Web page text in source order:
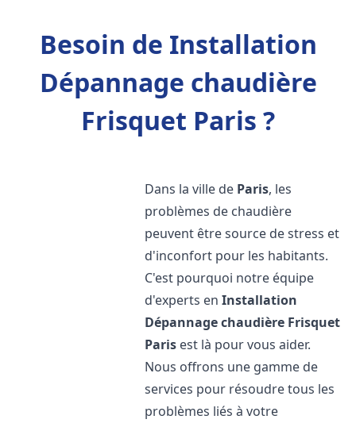
Besoin de Installation
Dépannage chaudière
Frisquet Paris ?
Dans la ville de Paris, les
problèmes de chaudière
peuvent être source de stress et
d'inconfort pour les habitants.
C'est pourquoi notre équipe
d'experts enInstallation
Dépannage chaudière Frisquet
Paris est là pour vous aider.
Nous offrons une gamme de
services pour résoudre tous les
problèmes liés à votre